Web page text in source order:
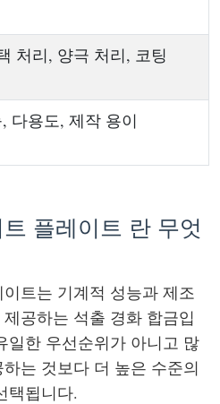
처리, 양극 처리, 코팅
다용도, 제작 용이
플레이트 란 무엇
트는 기계적 성능과 제조
공하는 석출 경화 합금입
일한 우선순위가 아니고 많
는 것보다 더 높은 수준의
택됩니다.